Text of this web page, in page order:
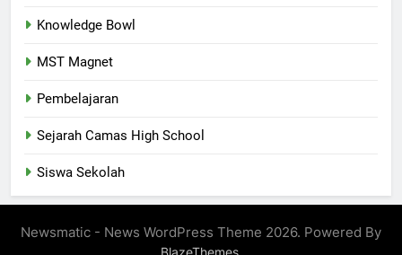
Knowledge Bowl
MST Magnet
Pembelajaran
Sejarah Camas High School
Siswa Sekolah
Newsmatic - News WordPress Theme 2026. Powered By
BlazeThemes.